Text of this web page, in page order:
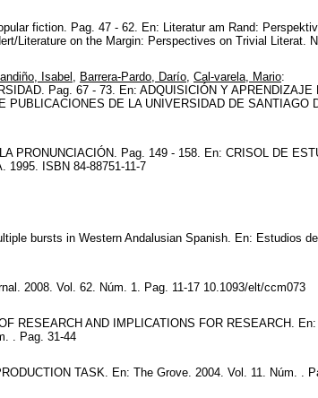
fiction. Pag. 47 - 62. En: Literatur am Rand:
Literature on the Margin: Perspectives on Trivial Literat.
Isabel , Barrera-Pardo, Darío, Cal-varela, Mario:
Pag. 67 - 73. En: ADQUISICIÓN Y APRENDIZAJE
PUBLICACIONES DE LA UNIVERSIDAD DE SANTIAGO
PRONUNCIACIÓN. Pag. 149 - 158. En: CRISOL DE
1995. ISBN 84-88751-11-7
bursts in Western Andalusian Spanish. En: Estudios
2008. Vol. 62. Núm. 1. Pag. 11-17 10.1093/elt/ccm073
RESEARCH AND IMPLICATIONS FOR RESEARCH.
. Pag. 31-44
TASK. En: The Grove. 2004. Vol. 11. Núm. .